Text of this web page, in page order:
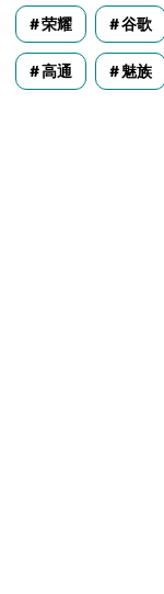
荣耀 谷歌
高通 魅族